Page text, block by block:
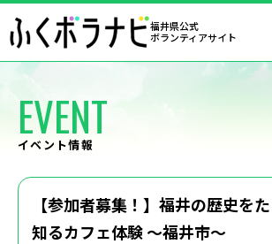
福井県公式
ボランティアサイト
EVENT
イベント情報
【参加者募集！】福井の歴史を
知るカフェ体験 ～福井市～